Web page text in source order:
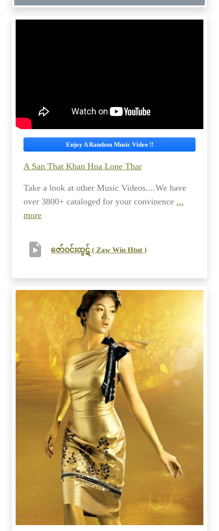
Enjoy A Random Music Video !!
A San That Khan Hna Lone Thar
Take a look at other Music Videos....We have
over 3800+ cataloged for your convinence ...
more
ဇော်ဝင်းထွဋ် ( Zaw Win Htut )